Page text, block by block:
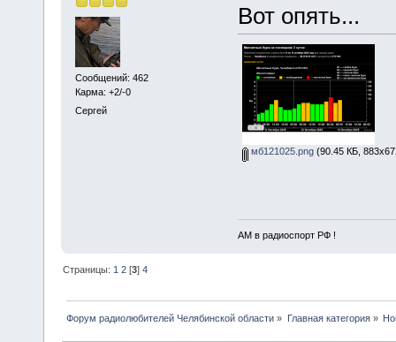
Сообщений: 462
Карма: +2/-0
Сергей
Вот опять...
мб121025.png(90.45 КБ,
АМ в радиоспорт РФ !
Страницы: 1 2 [3]4
Форум радиолюбителей Челябинской области » Главная категория»